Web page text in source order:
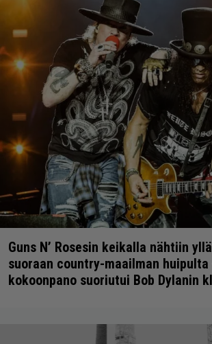
Guns N’ Rosesin keikalla nähtiin
suoraan country-maailman huipulta
kokoonpano suoriutui Bob Dylanin